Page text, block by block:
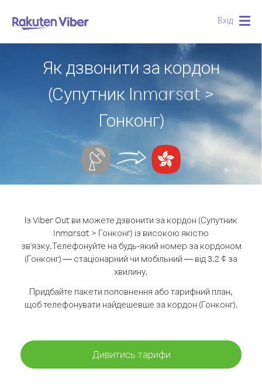
Вхід
Як дзвонити за кордон
(Супутник Inmarsat >
Гонконг)
Із Viber Out ви можете дзвонити за кордон (Супутник
Inmarsat > Гонконг) із високою якістю
зв'язку.Телефонуйте на будь-який номер за кордоном
(Гонконг) — стаціонарний чи мобільний — від 3.2 ¢ за
хвилину.
Придбайте пакети поповнення або тарифний план,
щоб телефонувати найдешевше за кордон (Гонконг).
Дивитись тарифи